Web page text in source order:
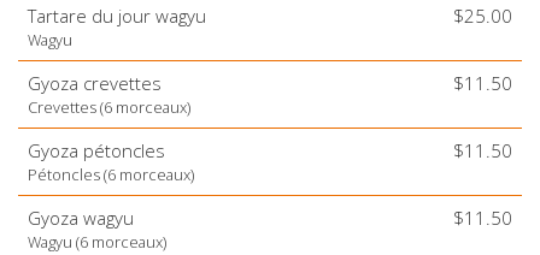
Tartare du jour wagyu
Wagyu
$25.00
Gyoza crevettes
Crevettes (6 morceaux)
$11.50
Gyoza pétoncles
Pétoncles (6 morceaux)
$11.50
Gyoza wagyu
Wagyu (6 morceaux)
$11.50